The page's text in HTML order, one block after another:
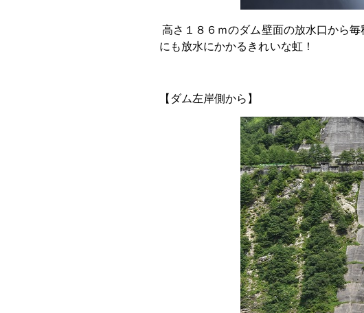
高さ１８６ｍのダム壁面の放水口から
にも放水にかかるきれいな虹！
【 ダム左岸側から 】